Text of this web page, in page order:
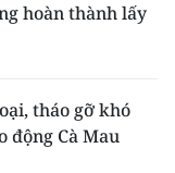
hoàn thành lấy
tháo gỡ khó
động Cà Mau